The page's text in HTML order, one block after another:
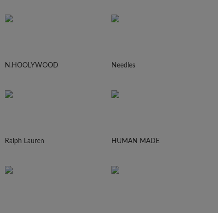
N.HOOLYWOOD Needles
Ralph Lauren HUMAN MADE